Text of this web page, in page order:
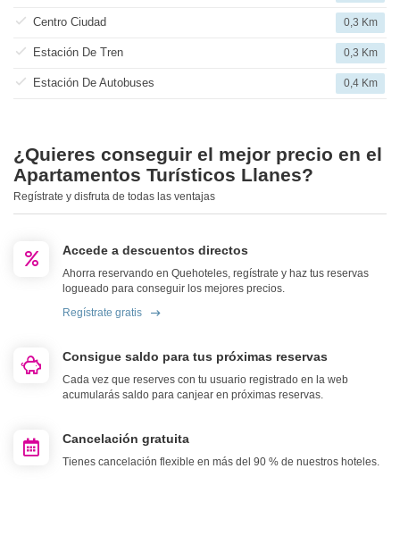
Centro Ciudad 0,3 Km
Estación De Tren 0,3 Km
Estación De Autobuses 0,4 Km
¿Quieres conseguir el mejor precio en el
Apartamentos Turísticos Llanes?
Regístrate y disfruta de todas las ventajas
Accede a descuentos directos
Ahorra reservando en Quehoteles, regístrate y haz tus reservas
logueado para conseguir los mejores precios.
Regístrate gratis
Consigue saldo para tus próximas reservas
Cada vez que reserves con tu usuario registrado en la web
acumularás saldo para canjear en próximas reservas.
Cancelación gratuita
Tienes cancelación flexible en más del 90 % de nuestros hoteles.